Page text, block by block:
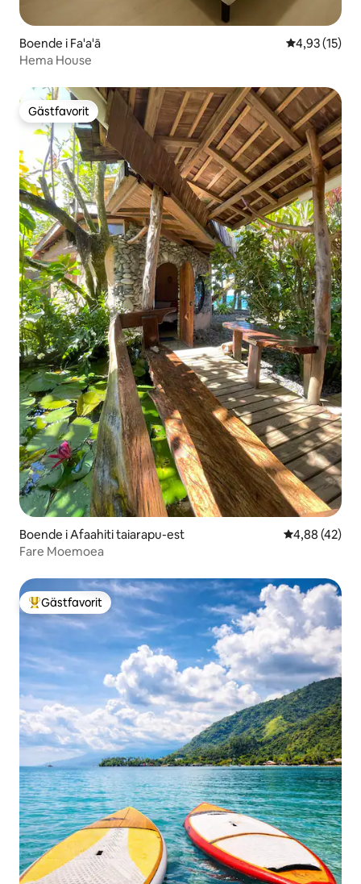
Boende i Fa'a'ā 4,93 av 5 i
4,93 (15)
Hema House
Gästfavorit
Gästfavorit
Boende i Afaahiti taiarapu-est 4,88 av 5 i
4,88 (42)
Fare Moemoea
Populär gästfavorit
Gästfavorit